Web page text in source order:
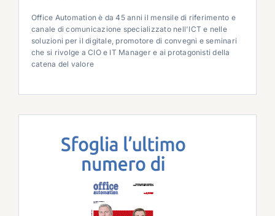
Office Automation è da 45 anni il mensile di riferimento e
canale di comunicazione specializzato nell'ICT e nelle
soluzioni per il digitale, promotore di convegni e seminari
che si rivolge a CIO e IT Manager e ai protagonisti della
catena del valore